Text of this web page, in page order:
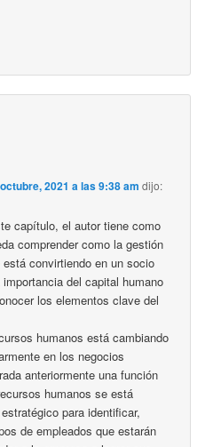
2021 a las 9:38 am dijo:
capítulo, el autor tiene como
comprender como la gestión
convirtiendo en un socio
del capital humano
los elementos clave del
humanos está cambiando
en los negocios
anteriormente una función
humanos se está
para identificar,
de empleados que estarán